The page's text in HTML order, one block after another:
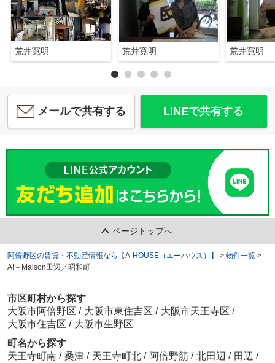
荒井寛明 荒井寛明 荒井寛明
メールで共有する LINEで共有する
ページトップへ
阿倍野区の賃貸・不動産情報なら【A-HOUSE（エーハウス）】 > 物件一覧 >
AI－Maison田辺／昭和町
市区町村から探す
大阪市阿倍野区 / 大阪市東住吉区 / 大阪市天王寺区 /
大阪市住吉区 / 大阪市生野区
町名から探す
天王寺町南 / 桑津 / 天王寺町北 / 阿倍野筋 / 北田辺 / 田辺 /